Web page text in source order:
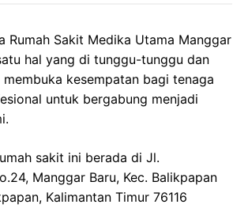
Rumah Sakit Medika Utama Manggar
hal yang di tunggu-tunggu dan
kesempatan bagi tenaga
untuk bergabung menjadi
sakit ini berada di Jl.
Manggar Baru, Kec. Balikpapan
Kalimantan Timur 76116